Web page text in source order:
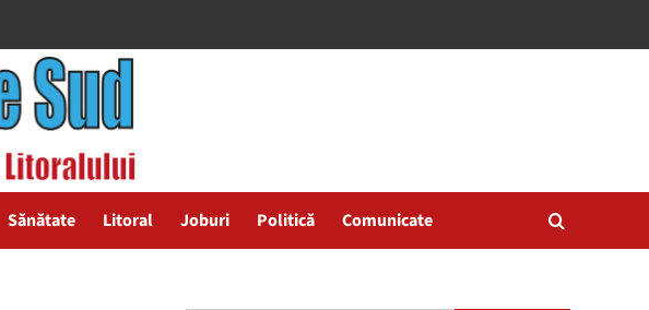
Sănătate Litoral Joburi Politică Comunicate